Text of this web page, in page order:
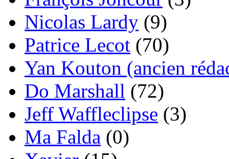
Nicolas Lardy (9)
Patrice Lecot (70)
Yan Kouton (ancien
Do Marshall (72)
Jeff Waffleclipse (3)
Ma Falda (0)